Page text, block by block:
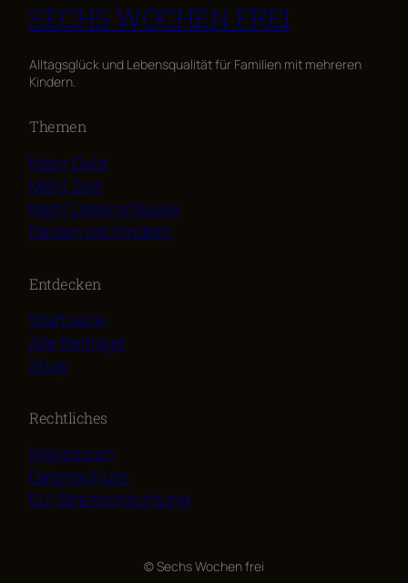
SECHS WOCHEN FREI
Alltagsglück und Lebensqualität für Familien mit mehreren
Kindern.
Themen
Mehr Geld
Mehr Zeit
Mehr Lebensfreude
Reisen mit Kindern
Entdecken
Startseite
Alle Beiträge
Shop
Rechtliches
Impressum
Datenschutz
EU-Streitschlichtung
© Sechs Wochen frei